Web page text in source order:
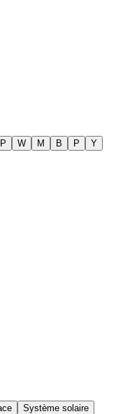
P W M B P
Y
Système solaire